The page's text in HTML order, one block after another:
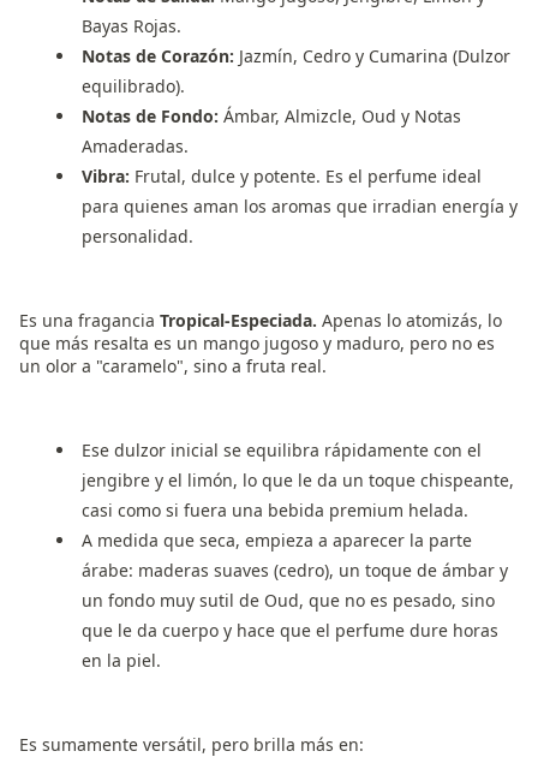
Bayas Rojas.
Notas de Corazón: Jazmín, Cedro y Cumarina (Dulzor
equilibrado).
Notas de Fondo: Ámbar, Almizcle, Oud y Notas
Amaderadas.
Vibra: Frutal, dulce y potente. Es el perfume ideal
para quienes aman los aromas que irradian energía y
personalidad.
Es una fragancia Tropical-Especiada. Apenas lo atomizás, lo
que más resalta es un mango jugoso y maduro, pero no es
un olor a "caramelo", sino a fruta real.
Ese dulzor inicial se equilibra rápidamente con el
jengibre y el limón, lo que le da un toque chispeante,
casi como si fuera una bebida premium helada.
A medida que seca, empieza a aparecer la parte
árabe: maderas suaves (cedro), un toque de ámbar y
un fondo muy sutil de Oud, que no es pesado, sino
que le da cuerpo y hace que el perfume dure horas
en la piel.
Es sumamente versátil, pero brilla más en: